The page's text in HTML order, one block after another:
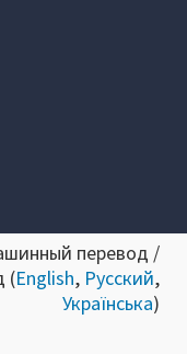
перевод /
(English, Русский,
Українська)